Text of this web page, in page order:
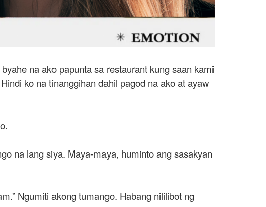
na ako papunta sa restaurant kung saan kami
ko na tinanggihan dahil pagod na ako at ayaw
na lang siya. Maya-maya, huminto ang sasakyan
Ngumiti akong tumango. Habang nililibot ng